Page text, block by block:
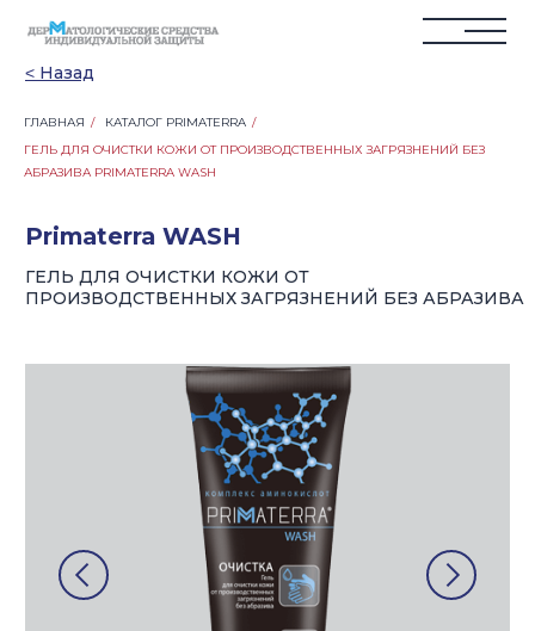
˂ Назад
ГЛАВНАЯ / КАТАЛОГ PRIMATERRA /
ГЕЛЬ ДЛЯ ОЧИСТКИ КОЖИ ОТ ПРОИЗВОДСТВЕННЫХ ЗАГРЯЗНЕНИЙ БЕЗ
АБРАЗИВА PRIMATERRA WASH
Primaterra WASH